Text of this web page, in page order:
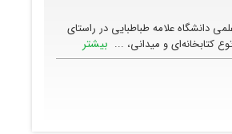
دانشگاه علامه طباطبایی در راستای
کتابخانه‌ای و میدانی، ... بیشتر